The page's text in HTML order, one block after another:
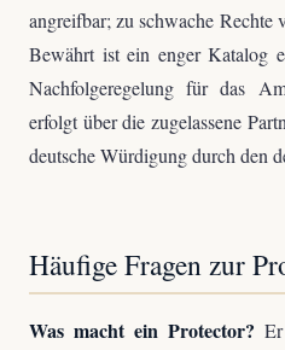
angreifbar; zu schwache
Bewährt ist ein enger Katalog
Nachfolgeregelung für das
erfolgt über die zugelassene
deutsche Würdigung durch den
Häufige Fragen zur
Was macht ein Protector?